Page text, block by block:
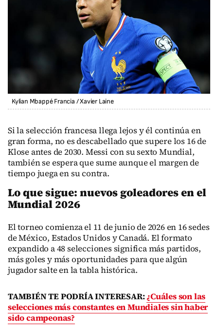
Kylian Mbappé Francia /Xavier Laine
Si la selección francesa llega lejos y él continúa en
gran forma, no es descabellado que supere los 16 de
Klose antes de 2030. Messi con su sexto Mundial,
también se espera que sume aunque el margen de
tiempo juega en su contra.
Lo que sigue: nuevos goleadores en el
Mundial 2026
El torneo comienza el 11 de junio de 2026 en 16 sedes
de México, Estados Unidos y Canadá. El formato
expandido a 48 selecciones significa más partidos,
más goles y más oportunidades para que algún
jugador salte en la tabla histórica.
TAMBIÉN TE PODRÍA INTERESAR:¿Cuáles son las
selecciones más constantes en Mundiales sin haber
sido campeonas?